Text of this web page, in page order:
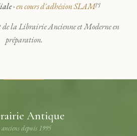
·en cours d'adhésion SLAM[*]
la Librairie Ancienne et Moderne en
préparation.
Antique
depuis 1995